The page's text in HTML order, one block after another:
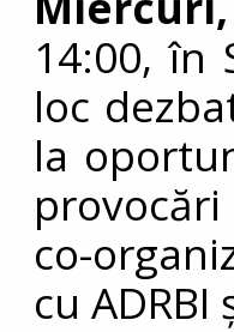
14:00, în
loc
la
co-
cu ADRBI